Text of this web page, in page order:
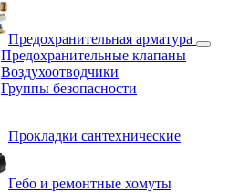
Предохранительная арматура
Предохранительные клапаны
Воздухоотводчики
Группы безопасности
Прокладки сантехнические
Гебо и ремонтные хомуты